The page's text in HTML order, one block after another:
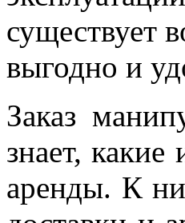
существует
выгодно и
Заказ
знает,
аренды. К